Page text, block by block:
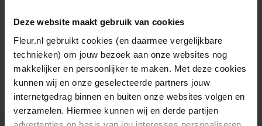
Deze website maakt gebruik van cookies
Fleur.nl gebruikt cookies (en daarmee vergelijkbare
technieken) om jouw bezoek aan onze websites nog
makkelijker en persoonlijker te maken. Met deze cookies
kunnen wij en onze geselecteerde partners jouw
internetgedrag binnen en buiten onze websites volgen en
verzamelen. Hiermee kunnen wij en derde partijen
Lees volledige omschrijving